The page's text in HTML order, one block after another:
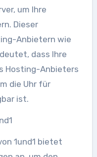
um Ihre
Dieser
Anbietern wie
dass Ihre
Hosting-Anbieters
die Uhr für
ist.
1und1 bietet